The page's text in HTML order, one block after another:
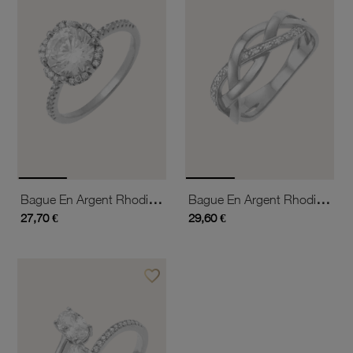
Bague En Argent Rhodié Et Oxydes De Zirconium
27,70 €
Bague En Argent Rhodié Et Oxydes De Zirconium
29,60 €
favorite_borderAjouter à vos favoris